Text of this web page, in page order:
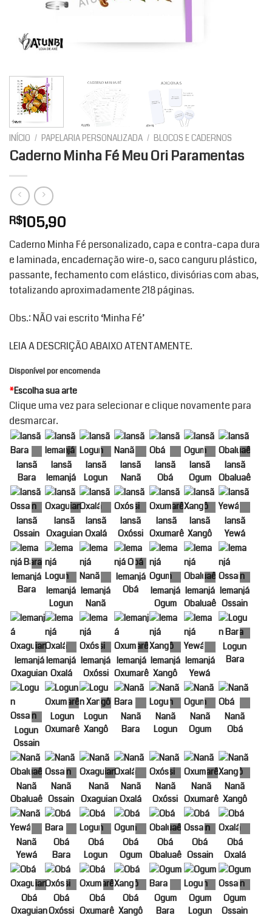
INÍCIO / PAPELARIA PERSONALIZADA / BLOCOS E CADERNOS
Caderno Minha Fé Meu Ori Paramentas
R$105,90
Caderno Minha Fé personalizado, capa e contra-capa dura
e laminada, encadernação wire-o, saco canguru plástico,
passante, fechamento com elástico, divisórias com abas,
totalizando aproximadamente 218 páginas.
Obs.: NÃO vai escrito ‘Minha Fé’
LEIA A DESCRIÇÃO ABAIXO ATENTAMENTE.
Disponível por encomenda
*Escolha sua arte
Clique uma vez para selecionar e clique novamente para
desmarcar.
Iansã
Bara
Iansã
Iemanjá
Iansã
Logun
Iansã
Nanã
Iansã
Obá
Iansã
Ogum
Iansã
Obaluaê
Iansã
Ossain
Iansã
Oxaguian
Iansã
Oxalá
Iansã
Oxóssi
Iansã
Oxumarê
Iansã
Xangô
Iansã
Yewá
Iemanjá
Bara
Iemanjá
Logun
Iemanjá
Nanã
Iemanjá
Obá
Iemanjá
Ogum
Iemanjá
Obaluaê
Iemanjá
Ossain
Iemanjá
Oxaguian
Iemanjá
Oxalá
Iemanjá
Oxóssi
Iemanjá
Oxumarê
Iemanjá
Xangô
Iemanjá
Yewá
Logun
Bara
Logun
Ossain
Logun
Oxumarê
Logun
Xangô
Nanã
Bara
Nanã
Logun
Nanã
Ogum
Nanã
Obá
Nanã
Obaluaê
Nanã
Ossain
Nanã
Oxaguian
Nanã
Oxalá
Nanã
Oxóssi
Nanã
Oxumarê
Nanã
Xangô
Nanã
Yewá
Obá
Bara
Obá
Logun
Obá
Ogum
Obá
Obaluaê
Obá
Ossain
Obá
Oxalá
Obá
Oxaguian
Obá
Oxóssi
Obá
Oxumarê
Obá
Xangô
Ogum
Bara
Ogum
Logun
Ogum
Ossain